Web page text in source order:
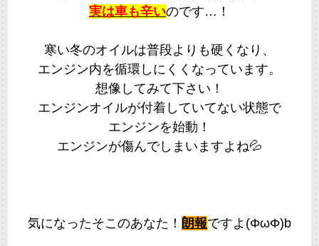
実は車も辛いのです…！
寒い冬のオイルは普段よりも硬くなり、
エンジン内を循環しにくくなっています。
想像してみて下さい！
エンジンオイルが付着していてない状態で
エンジンを始動！
エンジンが傷んでしまいますよね💦
気になったそこのあなた！ 朗報ですよ(ΦωΦ)b